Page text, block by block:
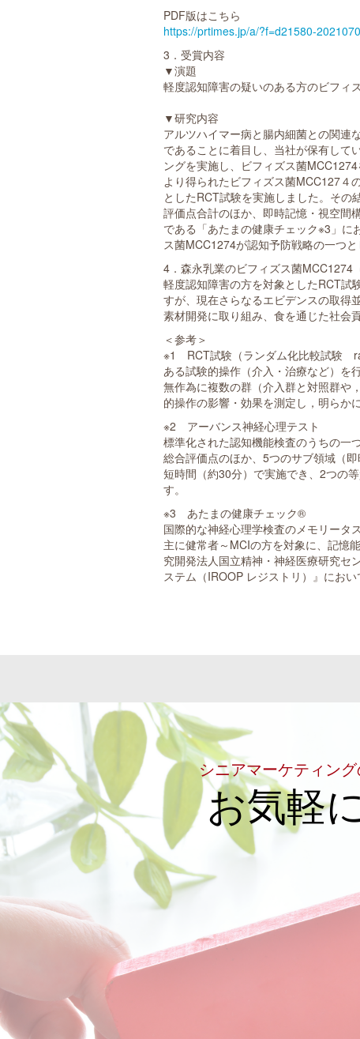
PDF版はこちら
https://prtimes.jp/a/?f=d21580-
3．受賞内容
▼演題
軽度認知障害の疑いのある方のビフィ
▼研究内容
アルツハイマー病と腸内細菌との関連
であることに着目し、当社が保有して
ングを実施し、ビフィズス菌
より得られたビフィズス菌MCC127４
としたRCT試験を実施しました。その
評価点合計のほか、即時記憶・視空間
である「あたまの健康チェック※3」
ス菌MCC1274が認知予防戦略の一つ
4．森永乳業のビフィズス菌
軽度認知障害の方を対象としたRCT試
すが、現在さらなるエビデンスの取得
素材開発に取り組み、食を通じた社会
＜参考＞
※1 RCT試験（ランダム化比較試験
ある試験的操作（介入・治療など）を
無作為に複数の群（介入群と対照群や
的操作の影響・効果を測定し，明らか
※2 アーバンス神経心理テスト
標準化された認知機能検査のうちの一つ
総合評価点のほか、5つのサブ領域（
短時間（約30分）で実施でき、2つの
す。
※3 あたまの健康チェック®
国際的な神経心理学検査のメモリータ
主に健常者～MCIの方を対象に、記憶
究開発法人国立精神・神経医療研究セ
ステム（IROOP レジストリ）』にお
シニアマーケティン
お気軽